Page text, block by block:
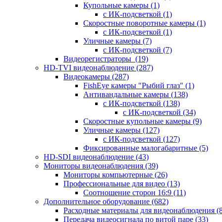
Купольные камеры (1)
с ИК-подсветкой (1)
Скоростные поворотные камеры (1)
с ИК-подсветкой (1)
Уличные камеры (7)
с ИК-подсветкой (7)
Видеорегистраторы (19)
HD-TVI видеонаблюдение (287)
Видеокамеры (287)
FishEye камеры "Рыбий глаз" (1)
Антивандальные камеры (138)
с ИК-подсветкой (138)
с ИК-подсветкой (34)
Скоростные купольные камеры (9)
Уличные камеры (127)
с ИК-подсветкой (127)
Фиксированные малогабаритные (5)
HD-SDI видеонаблюдение (43)
Мониторы видеонаблюдения (39)
Мониторы компьютерные (26)
Профессиональные для видео (13)
Соотношение сторон 16:9 (11)
Дополнительное оборудование (682)
Расходные материалы для видеонаблюдения
Передача видеосигнала по витой паре (33)